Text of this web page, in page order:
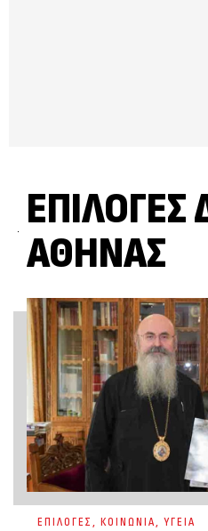
ΕΠΙΛΟΓΈΣ
ΑΘΉΝΑΣ
ΕΠΙΛΟΓΕΣ, ΚΟΙΝΩΝΙΑ, ΥΓΕΙΑ